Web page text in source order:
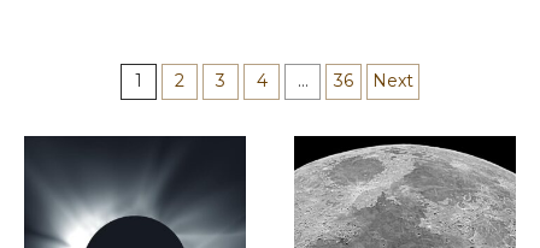
Paginación
de
entradas
1 2 3 4 … 36 Next